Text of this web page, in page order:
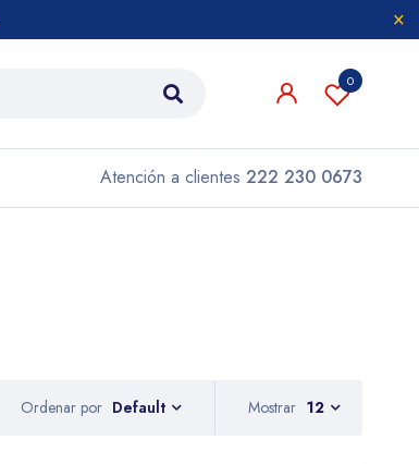
0
Atención a clientes 222 230 0673
Ordenar por Default Mostrar 12